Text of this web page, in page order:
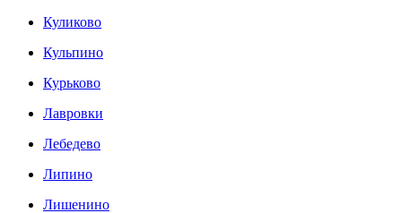
Куликово
Кульпино
Курьково
Лавровки
Лебедево
Липино
Лишенино